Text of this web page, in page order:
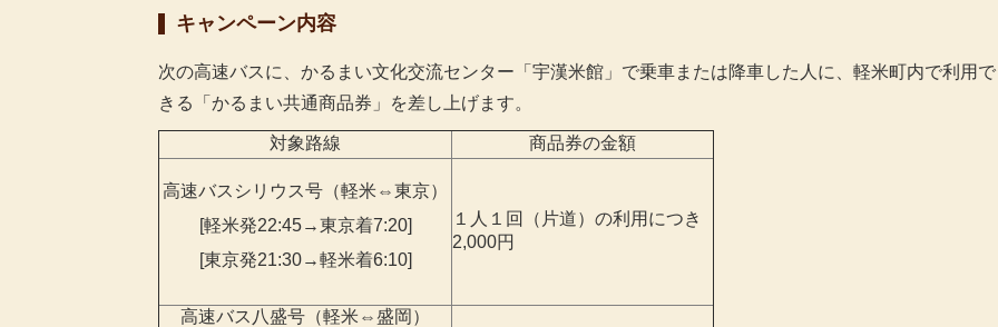
キャンペーン内容
次の高速バスに、かるまい文化交流センター「宇漢米館」で乗車または降車した人に、軽米町内で利用で
きる「かるまい共通商品券」を差し上げます。
対象路線 商品券の金額
高速バスシリウス号（軽米⇔東京）
[軽米発22:45→東京着7:20]
[東京発21:30→軽米着6:10]
１人１回（片道）の利用につき
2,000円
高速バス八盛号（軽米⇔盛岡）